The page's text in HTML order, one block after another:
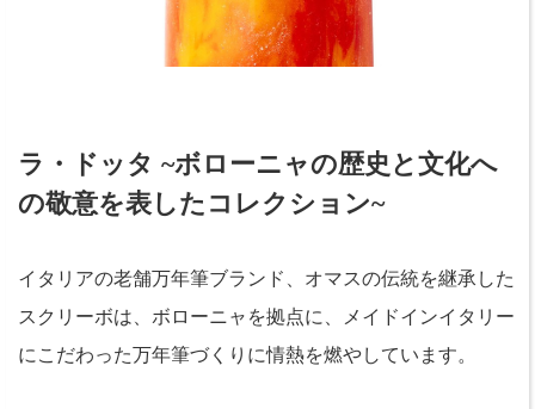
ラ・ドッタ ~ボローニャの歴史と文化へ
の敬意を表したコレクション~
イタリアの老舗万年筆ブランド、オマスの伝統を継承した
スクリーボは、ボローニャを拠点に、メイドインイタリー
にこだわった万年筆づくりに情熱を燃やしています。